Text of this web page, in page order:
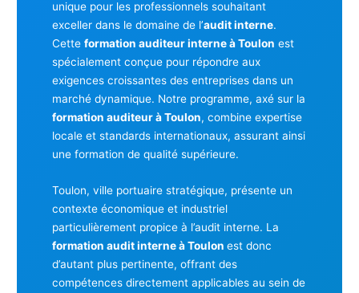
unique pour les professionnels souhaitant
exceller dans le domaine de l’audit interne.
Cette formation auditeur interne à Toulon est
spécialement conçue pour répondre aux
exigences croissantes des entreprises dans un
marché dynamique. Notre programme, axé sur la
formation auditeur à Toulon, combine expertise
locale et standards internationaux, assurant ainsi
une formation de qualité supérieure.
Toulon, ville portuaire stratégique, présente un
contexte économique et industriel
particulièrement propice à l’audit interne. La
formation audit interne à Toulon est donc
d’autant plus pertinente, offrant des
compétences directement applicables au sein de